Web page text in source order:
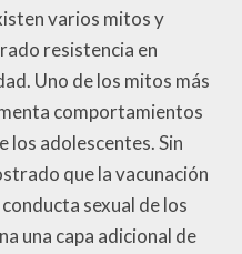
varios mitos y
resistencia en
Uno de los mitos más
comportamientos
los adolescentes. Sin
que la vacunación
sexual de los
una capa adicional de